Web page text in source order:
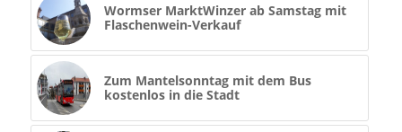
Wormser MarktWinzer ab Samstag mit
Flaschenwein-Verkauf
Zum Mantelsonntag mit dem Bus
kostenlos in die Stadt